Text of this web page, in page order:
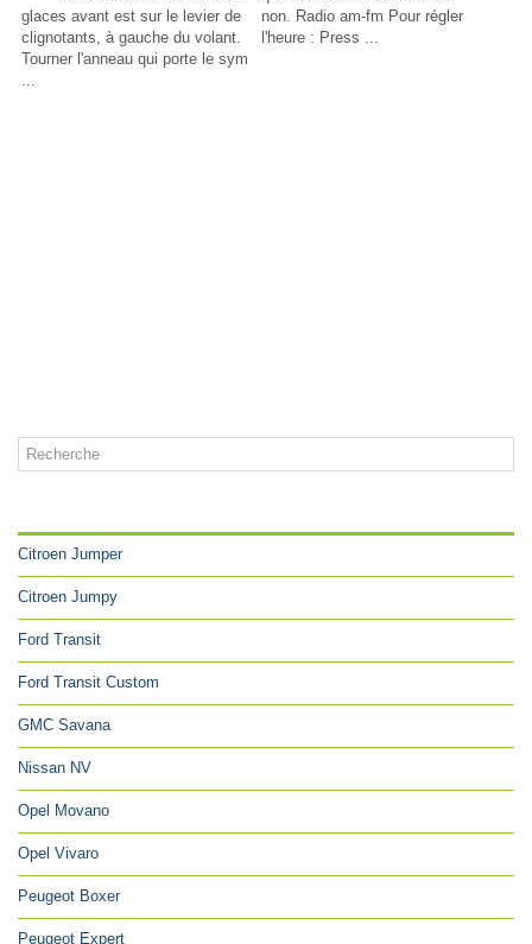
glaces avant est sur le levier de
clignotants, à gauche du volant.
Tourner l'anneau qui porte le sym
...
non. Radio am-fm Pour régler
l'heure : Press ...
Citroen Jumper
Citroen Jumpy
Ford Transit
Ford Transit Custom
GMC Savana
Nissan NV
Opel Movano
Opel Vivaro
Peugeot Boxer
Peugeot Expert